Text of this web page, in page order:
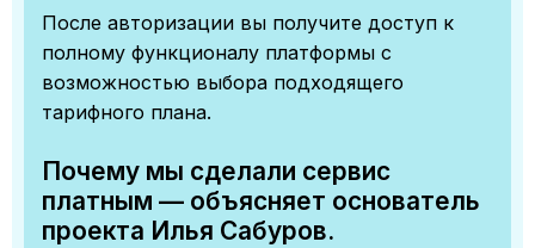
После авторизации вы получите доступ к
полному функционалу платформы с
возможностью выбора подходящего
тарифного плана.
Почему мы сделали сервис
платным — объясняет основатель
проекта Илья Сабуров.